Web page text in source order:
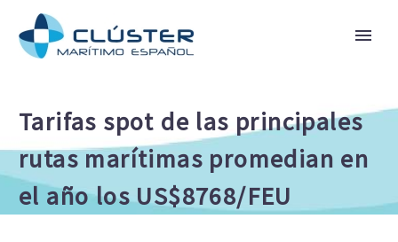
Tarifas spot de las principales
rutas marítimas promedian en
el año los US$8768/FEU